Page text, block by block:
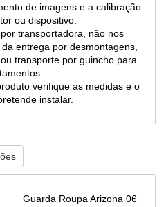
de imagens e a calibração
ou dispositivo.
transportadora, não nos
entrega por desmontagens,
transporte por guincho para
verifique as medidas e o
instalar.
Guarda Roupa Arizona 06